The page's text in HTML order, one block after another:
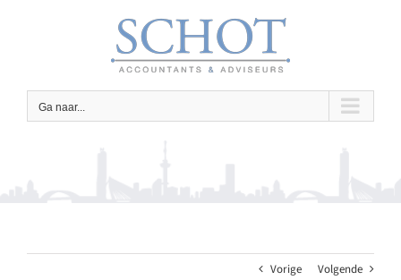
Ga naar...
Vorige Volgende